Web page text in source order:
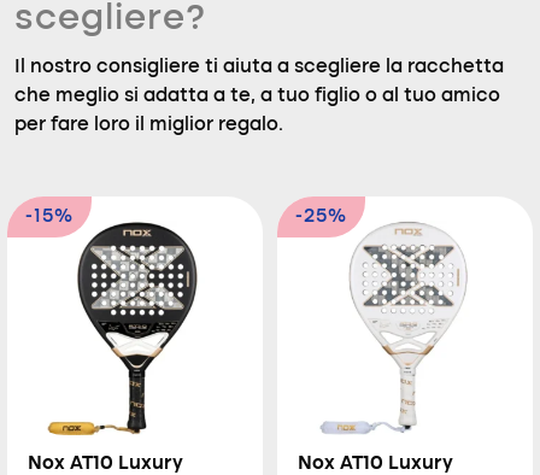
scegliere?
Il nostro consigliere ti aiuta a scegliere la racchetta
che meglio si adatta a te, a tuo figlio o al tuo amico
per fare loro il miglior regalo.
-15%
Nox AT10 Luxury
-25%
Nox AT10 Luxury